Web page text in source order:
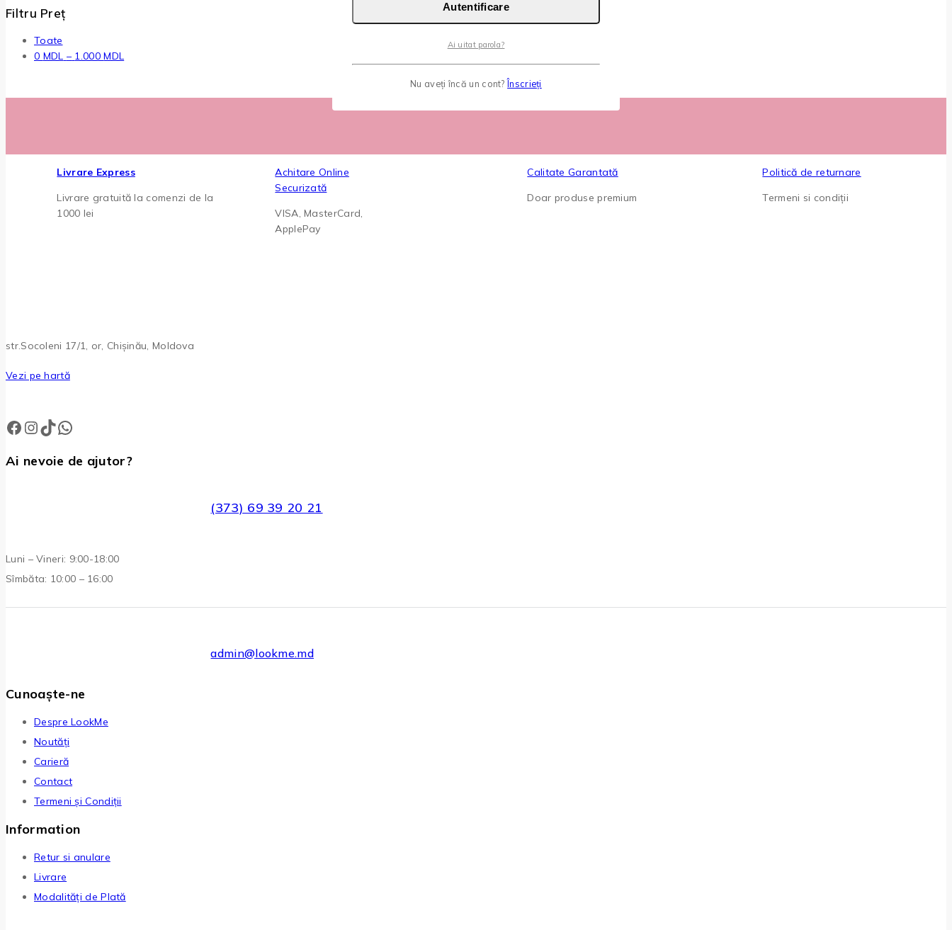
Filtru Preț
Toate
0 MDL – 1.000MDL
0 MDL
Livrare Express
Livrare gratuită la comenzi de la
1000 lei
Achitare Online
Securizată
VISA, MasterCard,
ApplePay
Calitate Garantată
Doar produse premium
Politică de returnare
Termeni si condiții
str.Socoleni 17/1, or, Chișinău, Moldova
Vezi pe hartă
Facebook
Instagram
TikTok
WhatsApp
Ai nevoie de ajutor?
(373) 69 39 20 21
Luni – Vineri: 9:00-18:00
Sîmbăta: 10:00 – 16:00
admin@lookme.md
Cunoaște-ne
Despre LookMe
Noutăți
Carieră
Contact
Termeni și Condiții
Information
Retur si anulare
Livrare
Modalități de Plată
Autentificare
Ai uitat parola?
Nu aveți încă un cont?Înscrieți